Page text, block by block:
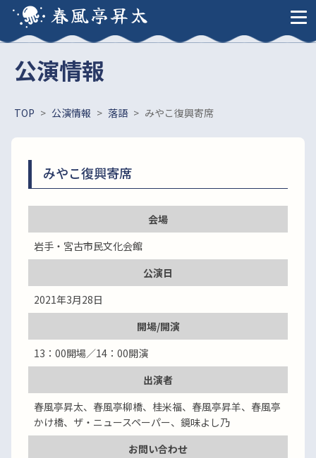
春風亭昇太
公演情報
TOP > 公演情報 > 落語 > みやこ復興寄席
みやこ復興寄席
会場
岩手・宮古市民文化会館
公演日
2021年3月28日
開場/開演
13：00開場／14：00開演
出演者
春風亭昇太、春風亭柳橋、桂米福、春風亭昇羊、春風亭
かけ橋、ザ・ニュースペーパー、鏡味よし乃
お問い合わせ